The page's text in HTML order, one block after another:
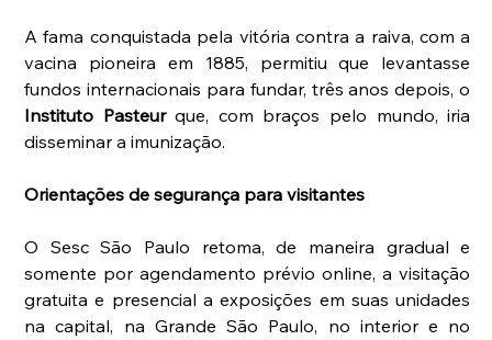
A fama conquistada pela vitória contra a raiva, com a
vacina pioneira em 1885, permitiu que levantasse
fundos internacionais para fundar, três anos depois, o
Instituto Pasteur que, com braços pelo mundo, iria
disseminar a imunização.
Orientações de segurança para visitantes
O Sesc São Paulo retoma, de maneira gradual e
somente por agendamento prévio online, a visitação
gratuita e presencial a exposições em suas unidades
na capital, na Grande São Paulo, no interior e no